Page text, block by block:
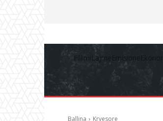
FillimiLajmeEmisione
Ballina Kryesore